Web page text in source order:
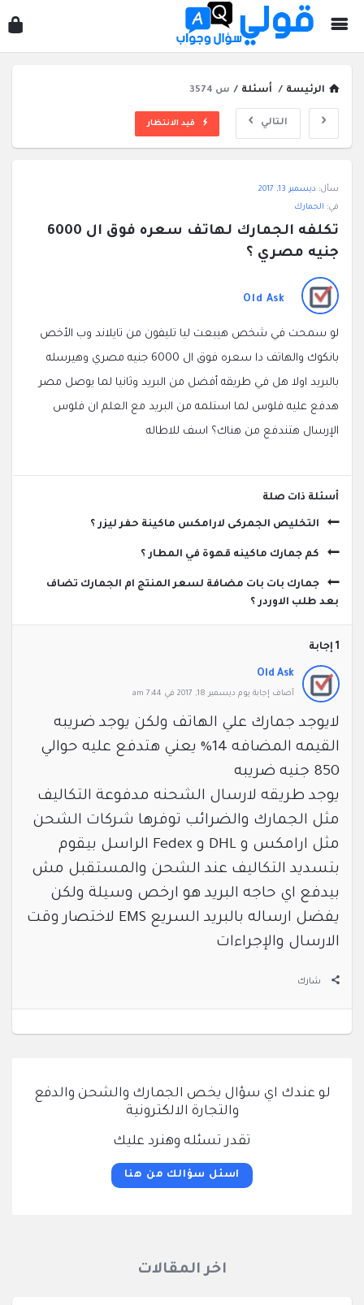
الرئيسة / أسئلة / س 3574
التالي قيد الانتظار
سؤال
وجواب
الاحدث
سأل: ديسمبر 13, 2017
في: الجمارك
جنيه مصري ؟
Old Ask
لو سمحت في شخص هيبعت ليا تليفون من تايلاند وب الأخص
بانكوك والهاتف دا سعره فوق ال 6000 جنيه مصري وهيرسله
بالبريد اولا هل في طريقه أفضل من البريد وثانيا لما يوصل مصر
هدفع عليه فلوس لما استلمه من البريد مع العلم ان فلوس
الإرسال هتندفع من هناك؟ اسف للاطاله
‫أسئلة ذات صلة
التخليص الجمركى لارامكس ماكينة حفر ليزر ؟
كم جمارك ماكينه قهوة في المطار ؟
جمارك بات بات مضافة لسعر المنتج ام الجمارك تضاف
بعد طلب الاوردر ؟
‫1 إجابة
Old Ask
‫أضاف ‫‫إجابة يوم ديسمبر 18, 2017 في 7:44 am
لايوجد جمارك علي الهاتف ولكن يوجد ضريبه
القيمه المضافه 14% يعني هتدفع عليه حوالي
850 جنيه ضريبه
يوجد طريقه لارسال الشحنه مدفوعة التكاليف
مثل الجمارك والضرائب توفرها شركات الشحن
مثل ارامكس و DHL و Fedex الراسل بيقوم
بتسديد التكاليف عند الشحن والمستقبل مش
بيدفع اي حاجه البريد هو ارخص وسيلة ولكن
يفضل ارساله بالبريد السريع EMS لاختصار وقت
الارسال والإجراءات
شارك
لو عندك اي سؤال يخص الجمارك والشحن والدفع
والتجارة الالكترونية
تقدر تسئله وهنرد عليك
اسئل سؤالك من هنا
اخر المقالات